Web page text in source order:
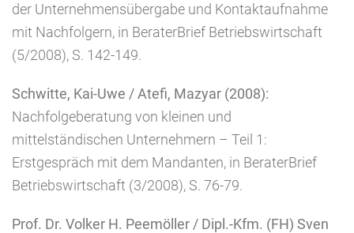
der Unternehmensübergabe und Kontaktaufnahme
mit Nachfolgern, in BeraterBrief Betriebswirtschaft
(5/2008), S. 142-149.
Schwitte, Kai-Uwe / Atefi, Mazyar (2008):
Nachfolgeberatung von kleinen und
mittelständischen Unternehmern – Teil 1:
Erstgespräch mit dem Mandanten, in BeraterBrief
Betriebswirtschaft (3/2008), S. 76-79.
Prof. Dr. Volker H. Peemöller / Dipl.-Kfm. (FH) Sven